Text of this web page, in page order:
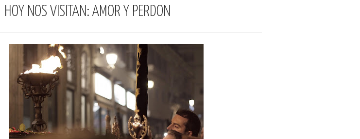
HOY NOS VISITAN: AMOR Y PERDÓN